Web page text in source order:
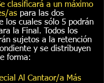
clasificará a un máximo
as para las dos
los cuales sólo 5 podrán
la Final. Todos los
sujetos a la retención
y se distribuyen
forma:
Al Cantaor/a Más